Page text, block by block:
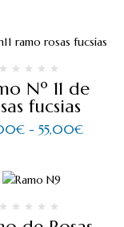
Nº 11 de
fucsias
€ - 55,00€